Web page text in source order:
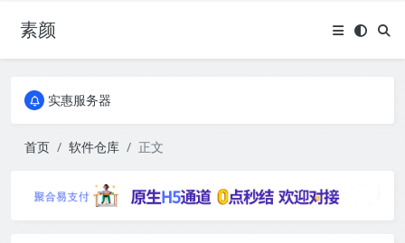
素颜全国免费包邮流量卡
实惠服务器
实惠服务器
首页 软件仓库 正文